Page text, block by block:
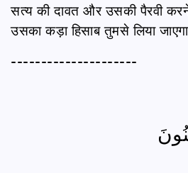
सत्य की दावत और उसकी पैरवी
उसका कड़ा हिसाब तुमसे लिया
---------------------